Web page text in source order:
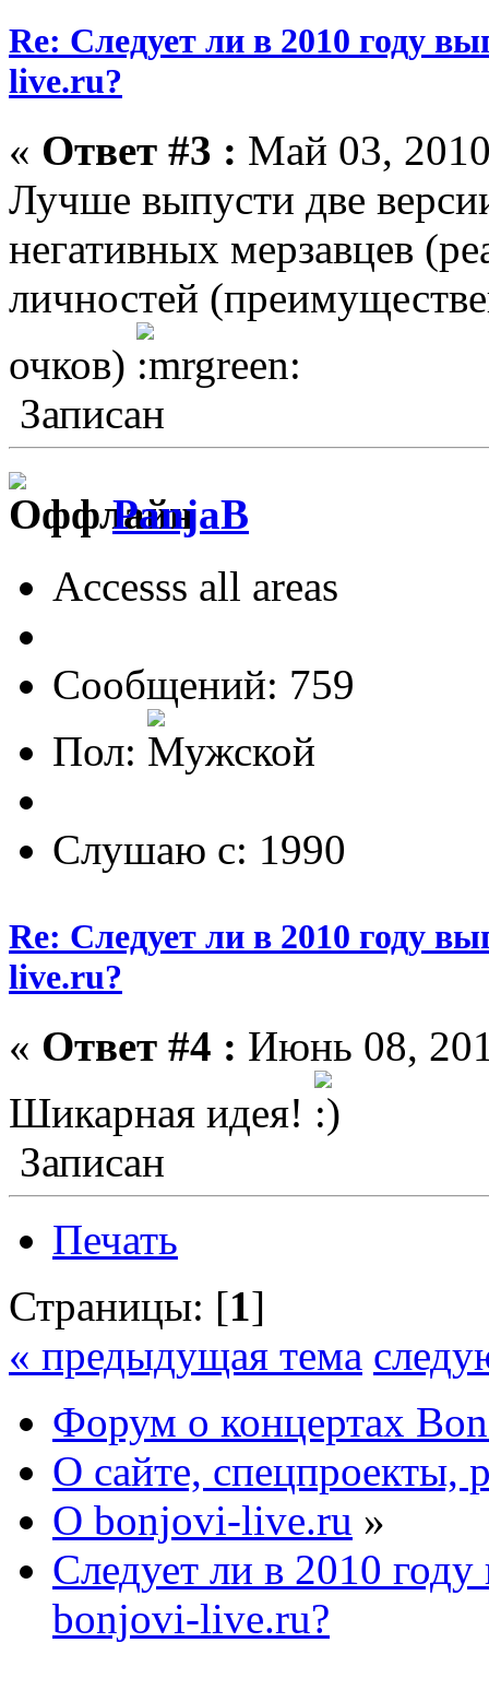
Re: Следует ли в 2010 году
live.ru?
« Ответ #3 : Май 03,
Лучше выпусти две
негативных мерзавцев
личностей
очков)
Записан
PanjaB
Accesss all areas
Сообщений: 759
Пол:
Слушаю с: 1990
Re: Следует ли в 2010 году
live.ru?
« Ответ #4 : Июнь 08,
Шикарная идея!
Записан
Печать
Страницы: [1]
« предыдущая тема
Форум о концертах
О сайте, спецпроекты,
О bonjovi-live.ru »
Следует ли в 2010
bonjovi-live.ru?